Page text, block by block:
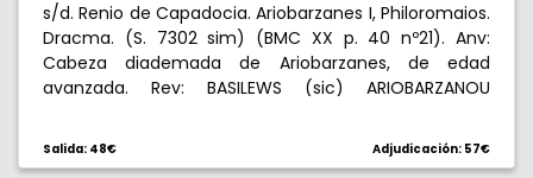
s/d. Renio de Capadocia. Ariobarzanes I, Philoromaios.
Dracma. (S. 7302 sim) (BMC XX p. 40 nº21). Anv:
Cabeza diademada de Ariobarzanes, de edad
avanzada. Rev: BASILEWS (sic) ARIOBARZANOU
izquierda sosteniendo una Victoria, lanza y escudo,
en campo izquierdo, . 4,01 g. MBC-/BC.
Salida: 48€ Adjudicación: 57€